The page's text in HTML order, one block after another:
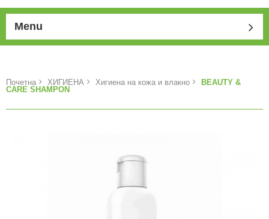
Menu
Почетна ХИГИЕНА Хигиена на кожа и влакно
BEAUTY &
CARE SHAMPON